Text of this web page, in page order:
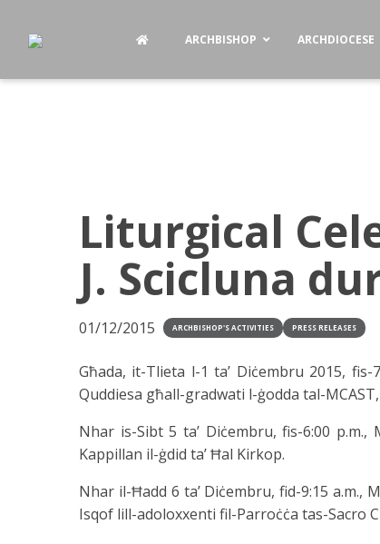
ARCHBISHOP ARCHDIOCESE
Liturgical
J. Scicluna
01/12/2015 ARCHBISHOP'S ACTIVITIES PRESS RELEASES
Għada, it-Tlieta l-1 ta’ Diċembru 2015,
Quddiesa għall-gradwati l-ġodda tal-
Nhar is-Sibt 5 ta’ Diċembru, fis-6:00
Kappillan il-ġdid ta’ Ħal Kirkop.
Nhar il-Ħadd 6 ta’ Diċembru, fid-9:15
Isqof lill-adoloxxenti fil-Parroċċa tas-Sacro